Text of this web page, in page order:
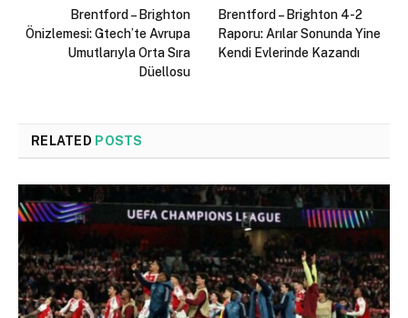
Brentford – Brighton
Önizlemesi: Gtech’te Avrupa
Umutlarıyla Orta Sıra
Düellosu
Brentford – Brighton 4-2
Raporu: Arılar Sonunda Yine
Kendi Evlerinde Kazandı
RELATED POSTS